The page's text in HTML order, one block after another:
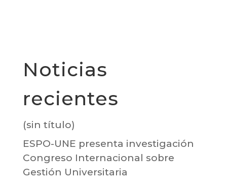
Noticias
recientes
(sin título)
ESPO-UNE presenta investigación
Congreso Internacional sobre
Gestión Universitaria